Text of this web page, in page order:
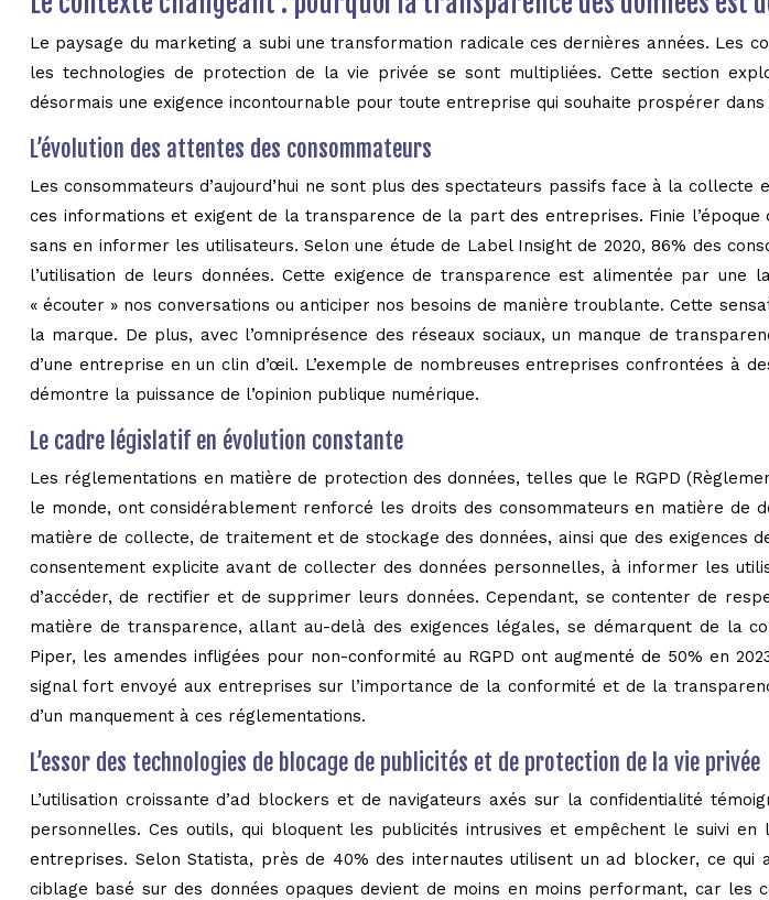
Le paysage du marketing a subi une transformation radicale ces dernières années. Les
les technologies de protection de la vie privée se sont multipliées. Cette section
désormais une exigence incontournable pour toute entreprise qui souhaite prospérer dans
L’évolution des attentes des consommateurs
Les consommateurs d’aujourd’hui ne sont plus des spectateurs passifs face à la
ces informations et exigent de la transparence de la part des entreprises. Finie
sans en informer les utilisateurs. Selon une étude de Label Insight de 2020, 86% des
l’utilisation de leurs données. Cette exigence de transparence est alimentée par
« écouter » nos conversations ou anticiper nos besoins de manière troublante. Cette
la marque. De plus, avec l’omniprésence des réseaux sociaux, un manque de
d’une entreprise en un clin d’œil. L’exemple de nombreuses entreprises confrontées à
démontre la puissance de l’opinion publique numérique.
Le cadre législatif en évolution constante
Les réglementations en matière de protection des données, telles que le RGPD
le monde, ont considérablement renforcé les droits des consommateurs en matière de
matière de collecte, de traitement et de stockage des données, ainsi que des
consentement explicite avant de collecter des données personnelles, à informer les
d’accéder, de rectifier et de supprimer leurs données. Cependant, se contenter de
matière de transparence, allant au-delà des exigences légales, se démarquent de la
Piper, les amendes infligées pour non-conformité au RGPD ont augmenté de 50% en
signal fort envoyé aux entreprises sur l’importance de la conformité et de la
d’un manquement à ces réglementations.
L’essor des technologies de blocage de publicités et de protection de la vie privée
L’utilisation croissante d’ad blockers et de navigateurs axés sur la confidentialité
personnelles. Ces outils, qui bloquent les publicités intrusives et empêchent le suivi
entreprises. Selon Statista, près de 40% des internautes utilisent un ad blocker, ce
ciblage basé sur des données opaques devient de moins en moins performant, car